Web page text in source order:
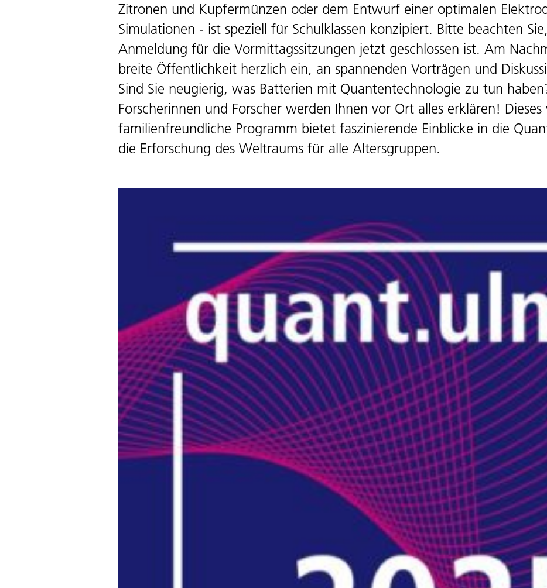
Zitronen und Kupfermünzen oder dem Entwurf einer optimalen
Simulationen - ist speziell für Schulklassen konzipiert. Bitte beachten
Anmeldung für die Vormittagssitzungen jetzt geschlossen ist. Am
breite Öffentlichkeit herzlich ein, an spannenden Vorträgen und
Sind Sie neugierig, was Batterien mit Quantentechnologie zu tun
Forscherinnen und Forscher werden Ihnen vor Ort alles erklären!
familienfreundliche Programm bietet faszinierende Einblicke in die
die Erforschung des Weltraums für alle Altersgruppen.